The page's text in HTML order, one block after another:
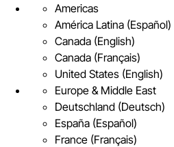
Americas
América Latina (Español)
Canada (English)
Canada (Français)
United States (English)
Europe & Middle East
Deutschland (Deutsch)
España (Español)
France (Français)